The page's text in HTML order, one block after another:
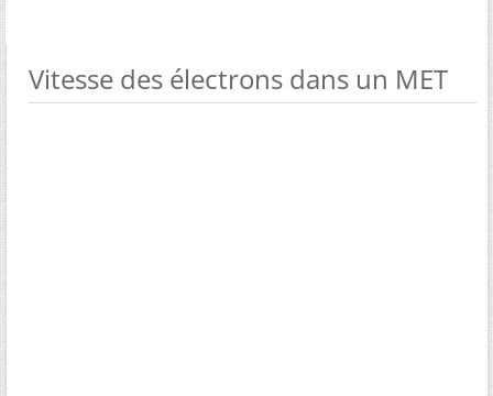
Vitesse des électrons dans un MET